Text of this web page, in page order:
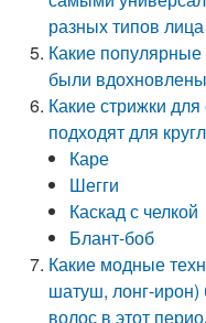
разных типов лица
Какие популярные
были
Какие стрижки
подходят для
Каре
Шегги
Каскад с челкой
Блант-боб
Какие модные
шатуш, лонг-
волос в этот